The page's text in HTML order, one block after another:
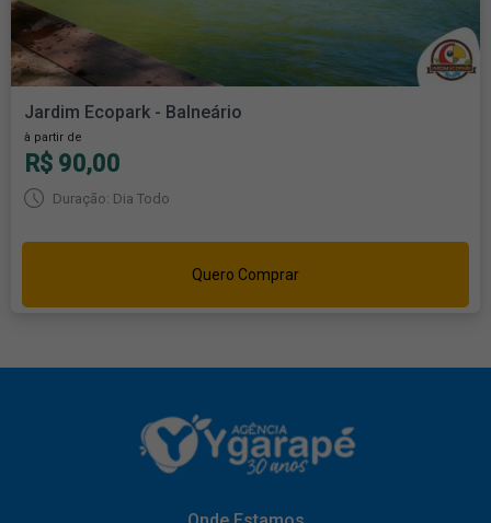
Jardim Ecopark - Balneário
à partir de
R$ 90,00
Duração: Dia Todo
Quero Comprar